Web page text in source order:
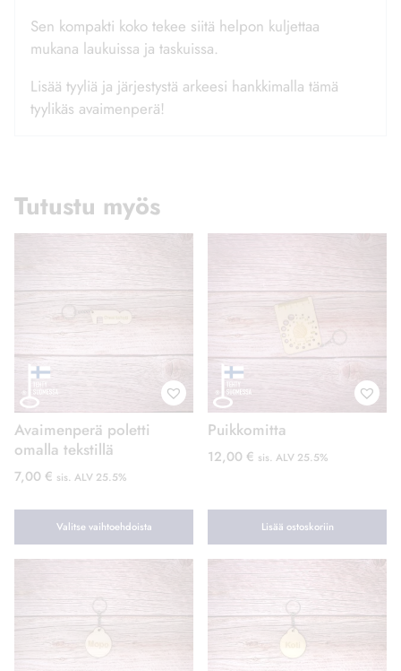
Sen kompakti koko tekee siitä helpon kuljettaa
mukana laukuissa ja taskuissa.
Lisää tyyliä ja järjestystä arkeesi hankkimalla tämä
tyylikäs avaimenperä!
Tutustu myös
Avaimenperä poletti
omalla tekstillä
7,00 € sis. ALV 25.5%
Valitse vaihtoehdoista
Puikkomitta
12,00 € sis. ALV 25.5%
Lisää ostoskoriin